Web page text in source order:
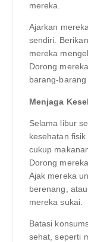
mereka.
Ajarkan
sendiri.
mereka
Dorong
barang-
Menjaga
Selama libur
kesehatan
cukup
Dorong
Ajak mereka
berenang,
mereka sukai.
Batasi
sehat, seperti